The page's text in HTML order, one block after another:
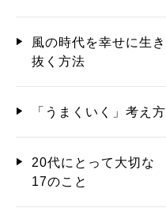
風の時代を幸せに生き
抜く方法
「うまくいく」考え方
20代にとって大切な
17のこと